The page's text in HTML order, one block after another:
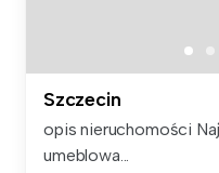
Szczecin
opis nieruchomości
umeblowa...